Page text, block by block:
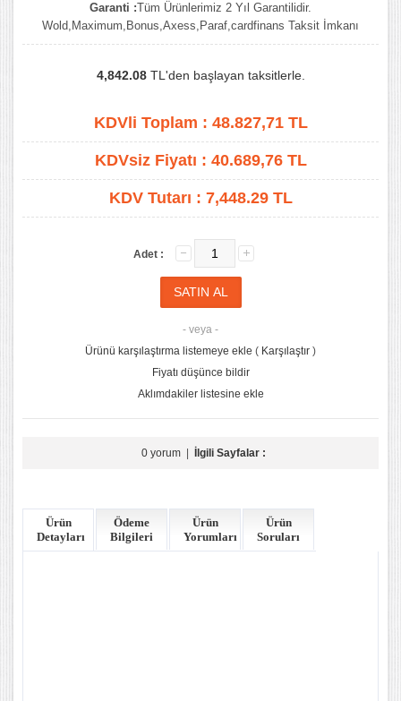
Garanti :Tüm Ürünlerimiz 2 Yıl Garantilidir.
Wold,Maximum,Bonus,Axess,Paraf,cardfinans Taksit İmkanı
4,842.08TL'den başlayan taksitlerle.
KDVli Toplam : 48.827,71TL
KDVsiz Fiyatı : 40.689,76TL
KDV Tutarı : 7,448.29 TL
Adet :
- veya -
Ürünü karşılaştırma listemeye ekle ( Karşılaştır )
Fiyatı düşünce bildir
Aklımdakiler listesine ekle
0 yorum| İlgili Sayfalar :
Ürün
Detayları
Ödeme
Bilgileri
Ürün
Yorumları
Ürün
Soruları